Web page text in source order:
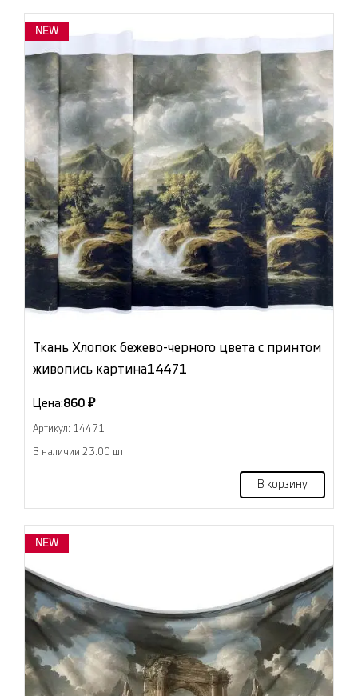
NEW
Ткань Хлопок бежево-черного цвета с принтом
живопись картина14471
Цена:860 ₽
Артикул: 14471
В наличии 23.00 шт
В корзину
NEW